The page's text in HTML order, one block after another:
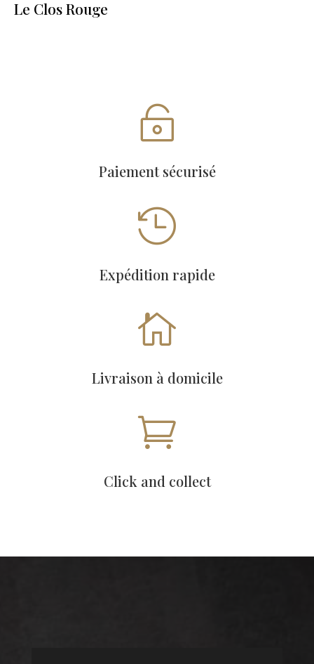
Le Clos Rouge

Paiement sécurisé

Expédition rapide

Livraison à domicile

Click and collect